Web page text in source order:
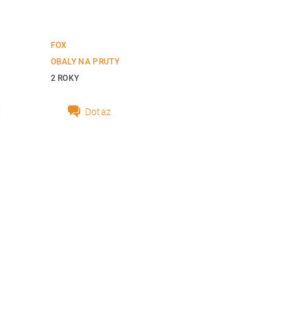
FOX
OBALY NA PRUTY
2 ROKY
Dotaz